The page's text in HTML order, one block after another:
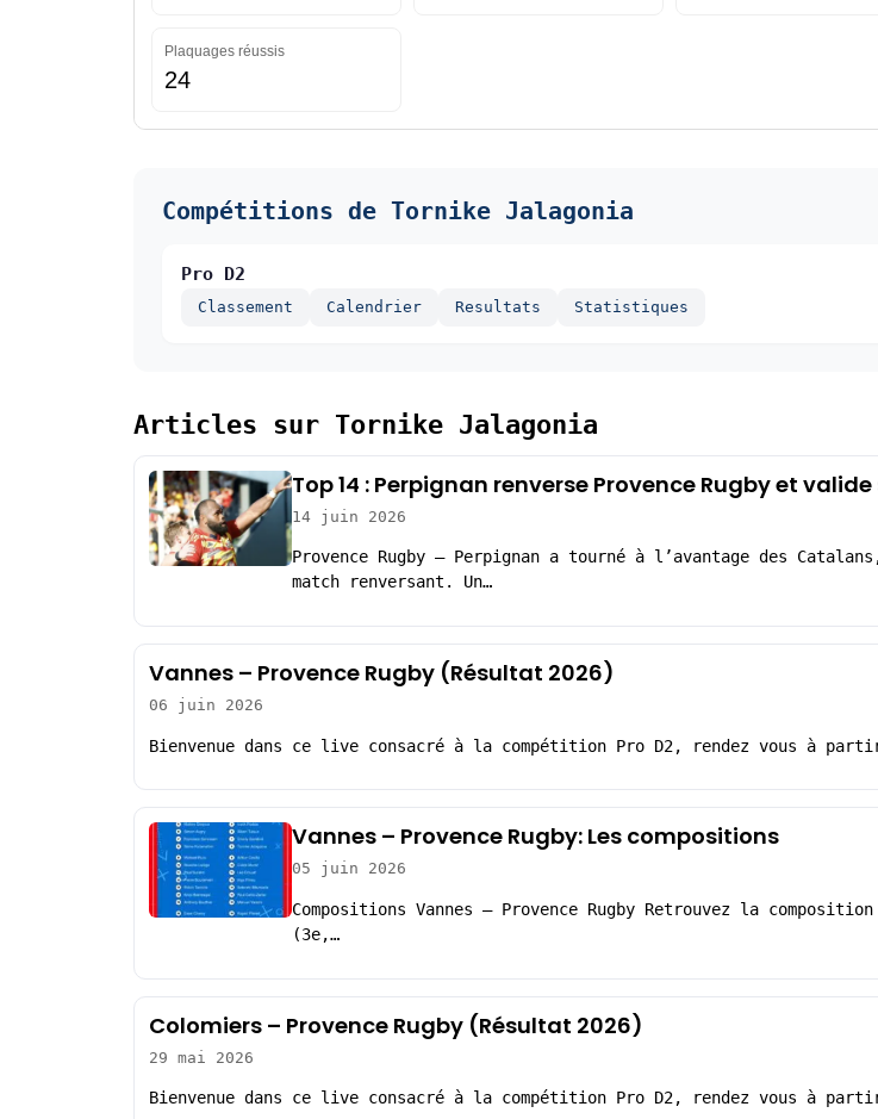
Plaquages réussis
24
Compétitions de Tornike Jalagonia
Pro D2
Classement Calendrier Resultats Statistiques
Articles sur Tornike Jalagonia
Top 14 : Perpignan renverse Provence Rugby et
14 juin 2026
Provence Rugby – Perpignan a tourné à l’avantage des
match renversant. Un…
Vannes – Provence Rugby (Résultat 2026)
06 juin 2026
Bienvenue dans ce live consacré à la compétition Pro D2, rendez vous à
Vannes – Provence Rugby: Les compositions
05 juin 2026
Compositions Vannes – Provence Rugby Retrouvez la
(3e,…
Colomiers – Provence Rugby (Résultat 2026)
29 mai 2026
Bienvenue dans ce live consacré à la compétition Pro D2, rendez vous à